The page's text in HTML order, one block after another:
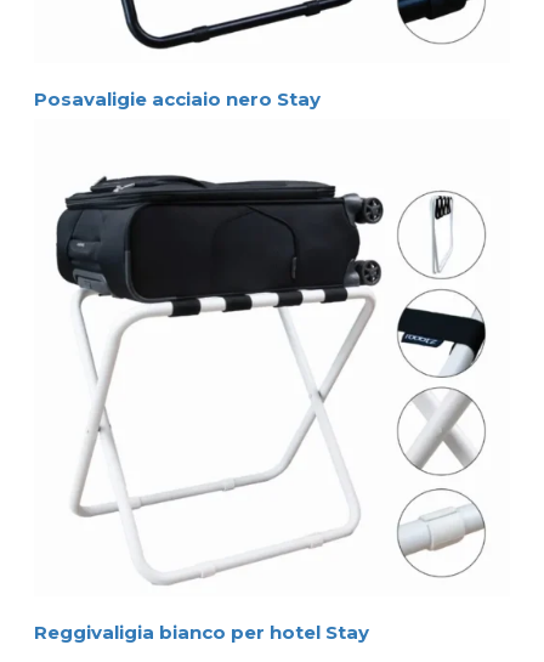
Posavaligie acciaio nero Stay
Reggivaligia bianco per hotel Stay